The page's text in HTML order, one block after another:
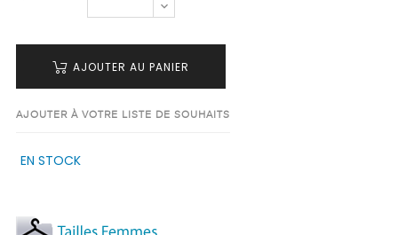
AJOUTER AU PANIER
AJOUTER À VOTRE LISTE DE SOUHAITS
EN STOCK